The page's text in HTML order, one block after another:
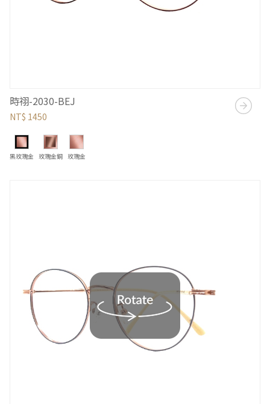
時祤-2030-BEJ
NT$ 1450
黑玫瑰金 玫瑰金銅 玫瑰金